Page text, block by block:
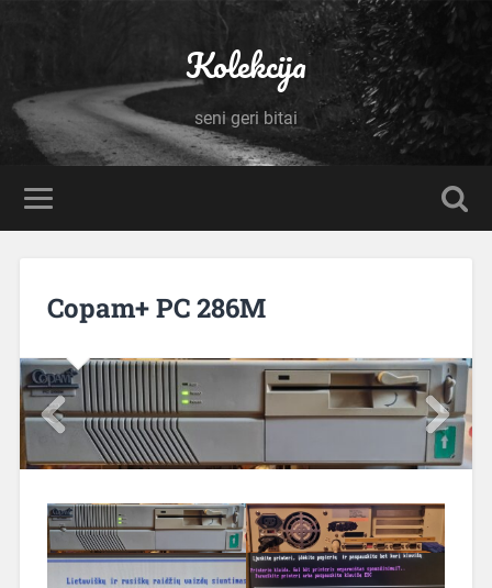
Kolekcija
seni geri bitai
Copam+ PC 286M